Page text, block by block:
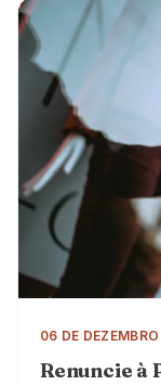
06 DE
Renuncie à